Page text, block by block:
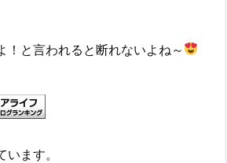
！と言われると断れないよね～
ます。